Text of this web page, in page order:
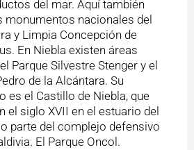
del mar. Aquí también
monumentos nacionales del
y Limpia Concepción de
En Niebla existen áreas
Parque Silvestre Stenger y el
de la Alcántara. Su
es el Castillo de Niebla, que
el siglo XVII en el estuario del
parte del complejo defensivo
El Parque Oncol.